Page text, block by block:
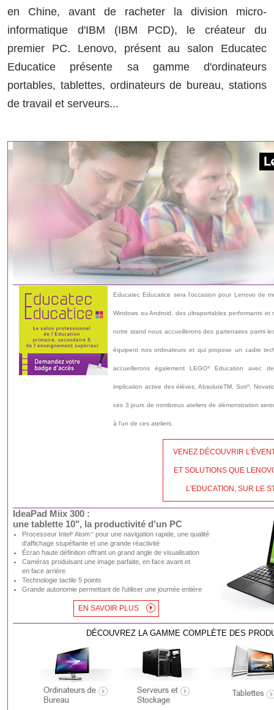
en Chine, avant de racheter la division micro-
informatique d'IBM (IBM PCD), le créateur du
premier PC. Lenovo, présent au salon Educatec
Educatice présente sa gamme d'ordinateurs
portables, tablettes, ordinateurs de bureau, stations
de travail et serveurs...
Educatec Educatice sera l'occasion pour Lenovo de
Windows ou Android, des ultraportables performants
notre stand nous accueillerons des partenaires parmi
équipent nos ordinateurs et qui propose un cadre
accueillerons également LEGO®Education avec
implication active des élèves, AbsoluteTM, Soti®,
ces 3 jours de nombreux ateliers de démonstration
à l'un de ces ateliers.
VENEZ DÉCOUVRIR
ET SOLUTIONS QUE
L'EDUCATION, SUR LE
IdeaPad Miix 300 :
une tablette 10", la productivité d'un PC
Processeur Intel®Atom™ pour une navigation rapide, une qualité
d'affichage stupéfiante et une grande réactivité
Écran haute définition offrant un grand angle de visualisation
Caméras produisant une image parfaite, en face avant et
en face arrière
Technologie tactile 5 points
Grande autonomie permettant de l'utiliser une journée entière
EN SAVOIR PLUS
DÉCOUVREZ LA GAMME COMPLÈTE DES